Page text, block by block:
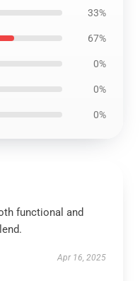
33%
67%
0%
0%
0%
functional and
Apr 16, 2025